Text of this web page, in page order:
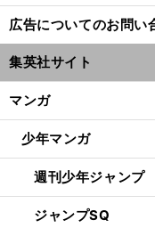
広告についてのお問い
集英社サイト
マンガ
少年マンガ
週刊少年ジャンプ
ジャンプSQ